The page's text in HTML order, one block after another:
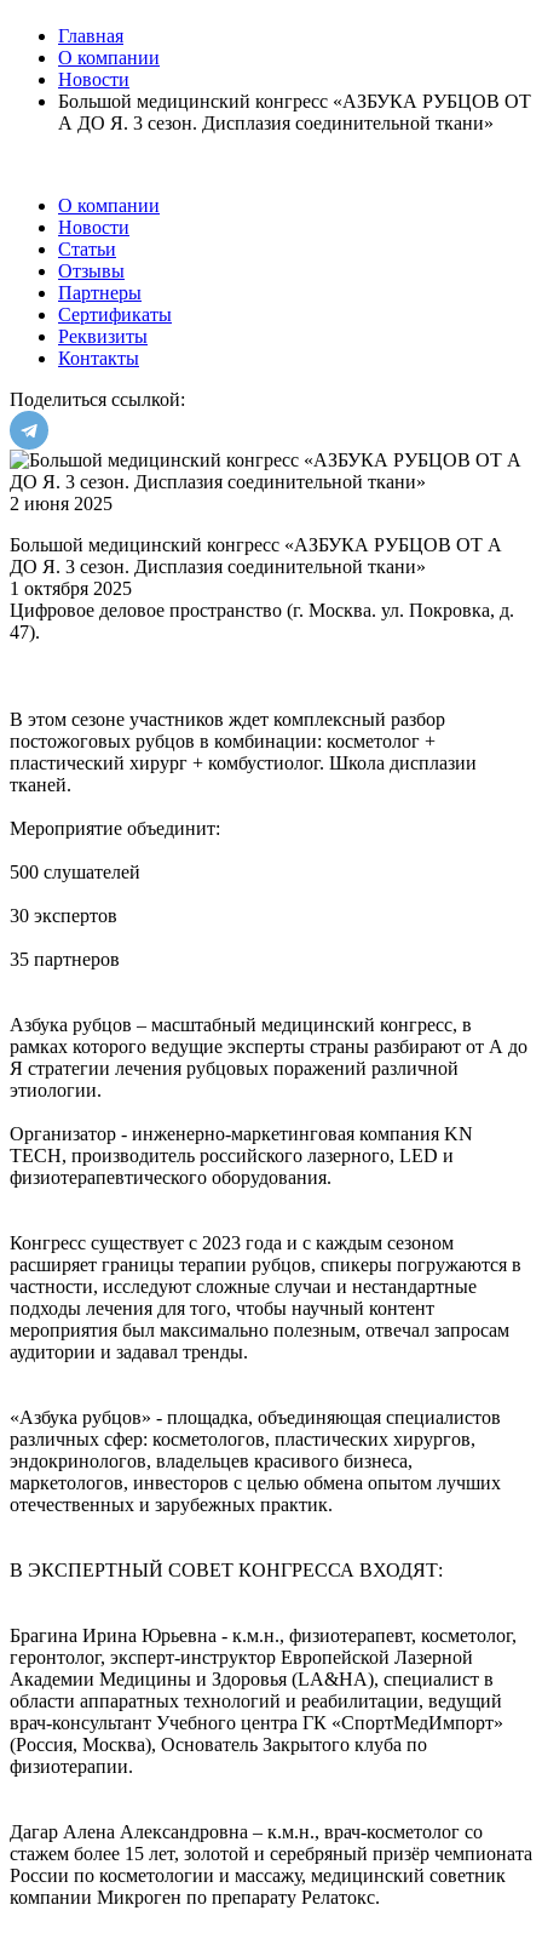
Главная
О компании
Новости
Большой медицинский конгресс «АЗБУКА РУБЦОВ ОТ
А ДО Я. 3 сезон. Дисплазия соединительной ткани»
О компании
Новости
Статьи
Отзывы
Партнеры
Сертификаты
Реквизиты
Контакты
Поделиться ссылкой:
2 июня 2025
Большой медицинский конгресс «АЗБУКА РУБЦОВ ОТ А
ДО Я. 3 сезон. Дисплазия соединительной ткани»
1 октября 2025
Цифровое деловое пространство (г. Москва. ул. Покровка, д.
47).
В этом сезоне участников ждет комплексный разбор
постожоговых рубцов в комбинации: косметолог +
пластический хирург + комбустиолог. Школа дисплазии
тканей.
Мероприятие объединит:
500 слушателей
30 экспертов
35 партнеров
Азбука рубцов – масштабный медицинский конгресс, в
рамках которого ведущие эксперты страны разбирают от А до
Я стратегии лечения рубцовых поражений различной
этиологии.
Организатор - инженерно-маркетинговая компания KN
TECH, производитель российского лазерного, LED и
физиотерапевтического оборудования.
Конгресс существует с 2023 года и с каждым сезоном
расширяет границы терапии рубцов, спикеры погружаются в
частности, исследуют сложные случаи и нестандартные
подходы лечения для того, чтобы научный контент
мероприятия был максимально полезным, отвечал запросам
аудитории и задавал тренды.
«Азбука рубцов» - площадка, объединяющая специалистов
различных сфер: косметологов, пластических хирургов,
эндокринологов, владельцев красивого бизнеса,
маркетологов, инвесторов с целью обмена опытом лучших
отечественных и зарубежных практик.
В ЭКСПЕРТНЫЙ СОВЕТ КОНГРЕССА ВХОДЯТ:
Брагина Ирина Юрьевна - к.м.н., физиотерапевт, косметолог,
геронтолог, эксперт-инструктор Европейской Лазерной
Академии Медицины и Здоровья (LA&HA), специалист в
области аппаратных технологий и реабилитации, ведущий
врач-консультант Учебного центра ГК «СпортМедИмпорт»
(Россия, Москва), Основатель Закрытого клуба по
физиотерапии.
Дагар Алена Александровна – к.м.н., врач-косметолог со
стажем более 15 лет, золотой и серебряный призёр чемпионата
России по косметологии и массажу, медицинский советник
компании Микроген по препарату Релатокс.